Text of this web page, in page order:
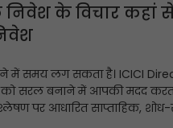
के विचार कहां से
में समय लग सकता है। ICICI
को सरल बनाने में आपकी मदद
पर आधारित साप्ताहिक, शोध-